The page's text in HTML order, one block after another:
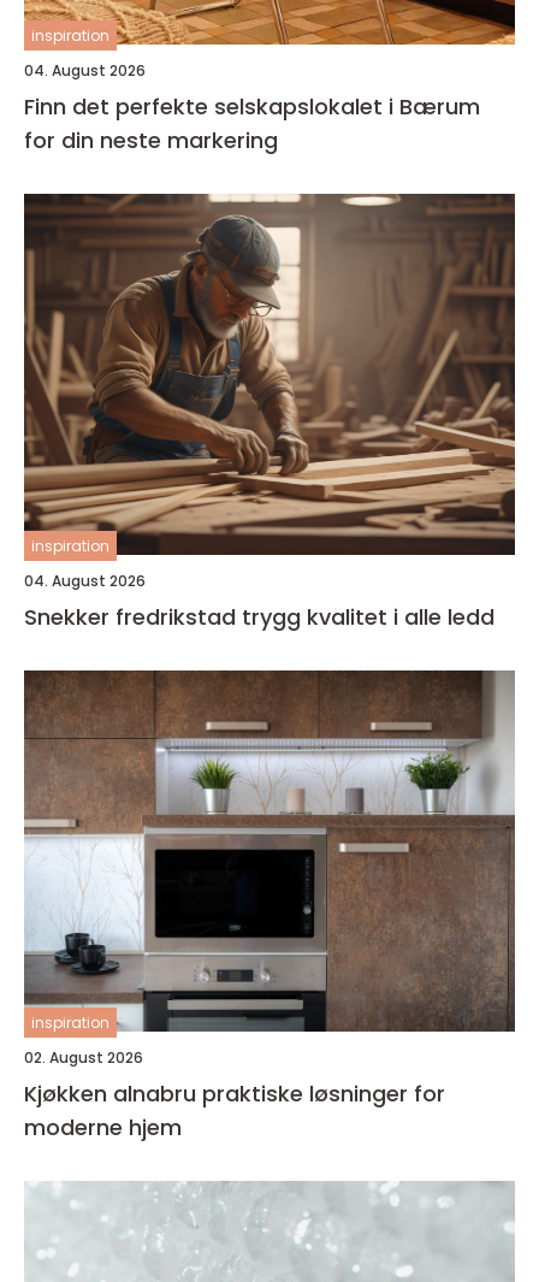
inspiration
04. August 2026
Finn det perfekte selskapslokalet i Bærum
for din neste markering
inspiration
04. August 2026
Snekker fredrikstad trygg kvalitet i alle ledd
inspiration
02. August 2026
Kjøkken alnabru praktiske løsninger for
moderne hjem